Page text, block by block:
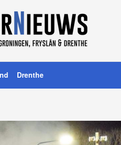
Drenthe